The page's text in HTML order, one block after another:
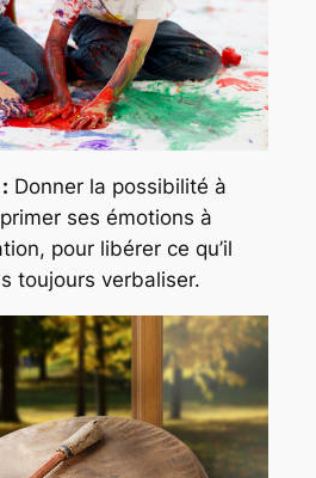
Donner la possibilité à
ses émotions à
pour libérer ce qu’il
toujours verbaliser.